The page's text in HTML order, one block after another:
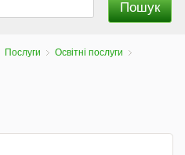
Послуги
Освітні послуги